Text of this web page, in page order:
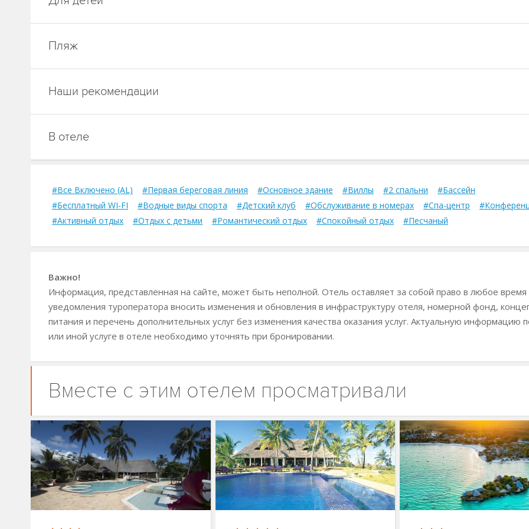
Пляж
Наши рекомендации
В отеле
#Все Включено (AL) #Первая береговая линия #Основное здание #Виллы #2 спальни
#Бассейн
#Бесплатный WI-FI
#Водные виды спорта #Детский клуб #Обслуживание в номерах #Спа-центр
#Активный отдых
#Отдых с детьми #Романтический отдых #Спокойный отдых #Песчаный
Важно!
Информация, представленная на сайте, может быть неполной. Отель оставляет за собой право в любое время
уведомления туроператора вносить изменения и обновления в инфраструктуру отеля, номерной фонд,
питания и перечень дополнительных услуг без изменения качества оказания услуг. Актуальную информацию
или иной услуге в отеле необходимо уточнять при бронировании.
Вместе с этим отелем просматривали